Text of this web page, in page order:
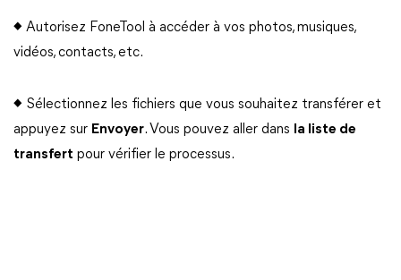
◆ Autorisez FoneTool à accéder à vos photos, musiques,
vidéos, contacts, etc.
◆ Sélectionnez les fichiers que vous souhaitez transférer et
appuyez sur Envoyer. Vous pouvez aller dans
la liste de
transfert pour vérifier le processus.